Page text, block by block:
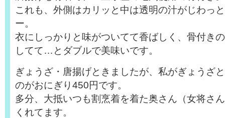
これも、外側はカリッと中は透明の汁がじわっ
ー。
衣にしっかりと味がついてて香ばしく、骨付き
してて…とダブルで美味いです。
ぎょうざ・唐揚げときましたが、私がぎょうざ
のがおにぎり450円です。
多分、大抵いつも割烹着を着た奥さん（女将さ
くれてます。